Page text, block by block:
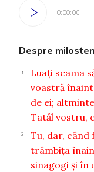
0:00:00
0:00:00
Despre
1
Luaţi seama
voastră
de ei;
Tatăl vostru,
2 Tu, dar, când
trâmbiţa
sinagogi şi în